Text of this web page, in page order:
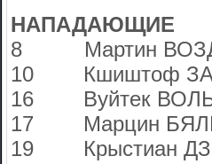
НАПАДАЮЩИЕ
8 Мартин
10 Кшиштоф
16 Вуйтек
17 Марцин
19 Крыстиан